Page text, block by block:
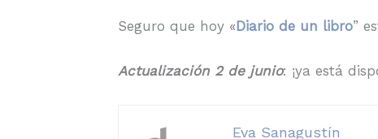
Seguro que hoy «Diario de un libro”
Actualización 2 de junio: ¡ya está
Eva Sanagustín